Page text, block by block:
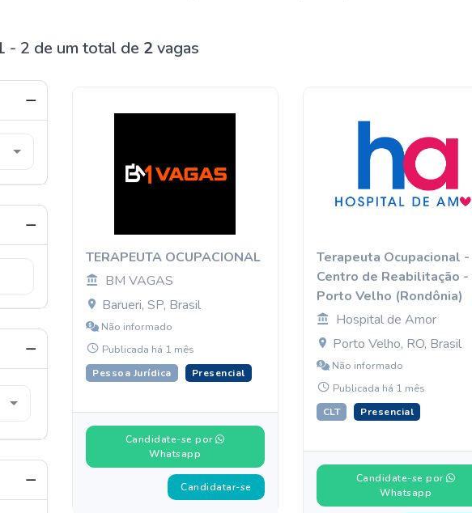
- 2 de um total de 2vagas
TERAPEUTA OCUPACIONAL
BM VAGAS
Barueri, SP, Brasil
Não informado
Publicada há 1 mês
Pessoa Jurídica Presencial
Candidate-se por
Whatsapp
Candidatar-se
Terapeuta Ocupacional -
Centro de Reabilitação -
Porto Velho (Rondônia)
Hospital de Amor
Porto Velho, RO, Brasil
Não informado
Publicada há 1 mês
CLT Presencial
Candidate-se por
Whatsapp